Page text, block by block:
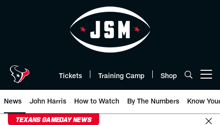
Tickets Training Camp Shop
News John Harris How to Watch By The Numbers Know
TEXANS GAMEDAY NEWS